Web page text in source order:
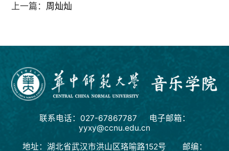
上一篇： 周灿灿
联系电话：027-67867787 电子邮箱：
yyxy@ccnu.edu.cn
地址：湖北省武汉市洪山区珞喻路152号 邮编：